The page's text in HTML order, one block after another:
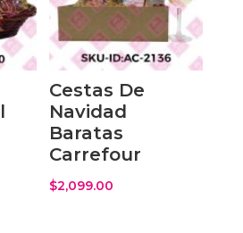
Cestas De
Navidad
Baratas
Carrefour
$2,099.00